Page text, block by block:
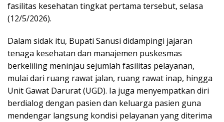
fasilitas kesehatan tingkat pertama tersebut, selasa
(12/5/2026).
Dalam sidak itu, Bupati Sanusi didampingi jajaran
tenaga kesehatan dan manajemen puskesmas
berkeliling meninjau sejumlah fasilitas pelayanan,
mulai dari ruang rawat jalan, ruang rawat inap, hingga
Unit Gawat Darurat (UGD). Ia juga menyempatkan diri
berdialog dengan pasien dan keluarga pasien guna
mendengar langsung kondisi pelayanan yang diterima